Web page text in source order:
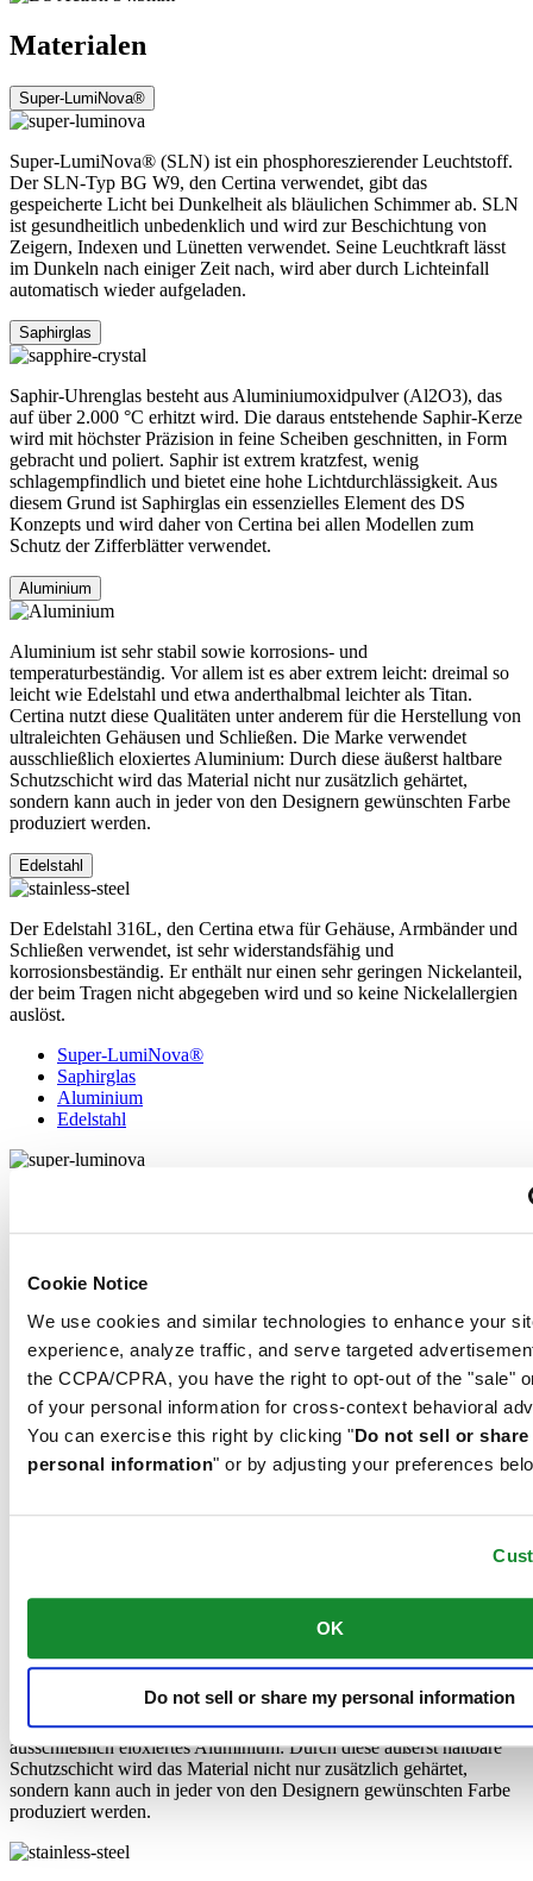
Cookie Notice
We use cookies and similar technologies to enhance your
experience, analyze traffic, and serve targeted
the CCPA/CPRA, you have the right to opt-out of the "sale"
of your personal information for cross-context behavioral
You can exercise this right by clicking "Do not sell or share
personal information" or by adjusting your preferences
OK
Do not sell or share my personal information
Materialen
Super-LumiNova®
Super-LumiNova® (SLN) ist ein phosphoreszierender Leuchtstoff.
Der SLN-Typ BG W9, den Certina verwendet, gibt das
gespeicherte Licht bei Dunkelheit als bläulichen Schimmer ab. SLN
ist gesundheitlich unbedenklich und wird zur Beschichtung von
Zeigern, Indexen und Lünetten verwendet. Seine Leuchtkraft lässt
im Dunkeln nach einiger Zeit nach, wird aber durch Lichteinfall
automatisch wieder aufgeladen.
Saphirglas
Saphir-Uhrenglas besteht aus Aluminiumoxidpulver (Al2O3), das
auf über 2.000 °C erhitzt wird. Die daraus entstehende Saphir-Kerze
wird mit höchster Präzision in feine Scheiben geschnitten, in Form
gebracht und poliert. Saphir ist extrem kratzfest, wenig
schlagempfindlich und bietet eine hohe Lichtdurchlässigkeit. Aus
diesem Grund ist Saphirglas ein essenzielles Element des DS
Konzepts und wird daher von Certina bei allen Modellen zum
Schutz der Zifferblätter verwendet.
Aluminium
Aluminium ist sehr stabil sowie korrosions- und
temperaturbeständig. Vor allem ist es aber extrem leicht: dreimal so
leicht wie Edelstahl und etwa anderthalbmal leichter als Titan.
Certina nutzt diese Qualitäten unter anderem für die Herstellung von
ultraleichten Gehäusen und Schließen. Die Marke verwendet
ausschließlich eloxiertes Aluminium: Durch diese äußerst haltbare
Schutzschicht wird das Material nicht nur zusätzlich gehärtet,
sondern kann auch in jeder von den Designern gewünschten Farbe
produziert werden.
Edelstahl
Der Edelstahl 316L, den Certina etwa für Gehäuse, Armbänder und
Schließen verwendet, ist sehr widerstandsfähig und
korrosionsbeständig. Er enthält nur einen sehr geringen Nickelanteil,
der beim Tragen nicht abgegeben wird und so keine Nickelallergien
auslöst.
Super-LumiNova®
Saphirglas
Aluminium
Edelstahl
Zeigern, Indexen und Lünetten verwendet. Seine Leuchtkraft lässt
automatisch wieder aufgeladen.
Saphir-Uhrenglas besteht aus Aluminiumoxidpulver (Al2O3), das
auf über 2.000 °C erhitzt wird. Die daraus entstehende Saphir-Kerze
wird mit höchster Präzision in feine Scheiben geschnitten, in Form
gebracht und poliert. Saphir ist extrem kratzfest, wenig
diesem Grund ist Saphirglas ein essenzielles Element des DS
Aluminium ist sehr stabil sowie korrosions- und
temperaturbeständig. Vor allem ist es aber extrem leicht: dreimal so
Certina nutzt diese Qualitäten unter anderem für die Herstellung von
ultraleichten Gehäusen und Schließen. Die Marke verwendet
ausschließlich eloxiertes Aluminium: Durch diese äußerst haltbare
Schutzschicht wird das Material nicht nur zusätzlich gehärtet,
sondern kann auch in jeder von den Designern gewünschten Farbe
produziert werden.